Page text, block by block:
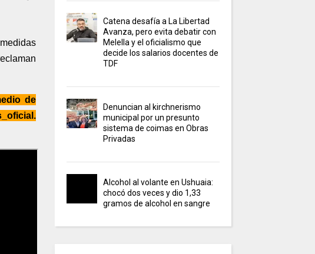
de
Catena desafía a La Libertad
Avanza, pero evita debatir con
Melella y el oficialismo que
decide los salarios docentes de
TDF
Denuncian al kirchnerismo
municipal por un presunto
sistema de coimas en Obras
Privadas
Alcohol al volante en Ushuaia:
chocó dos veces y dio 1,33
gramos de alcohol en sangre